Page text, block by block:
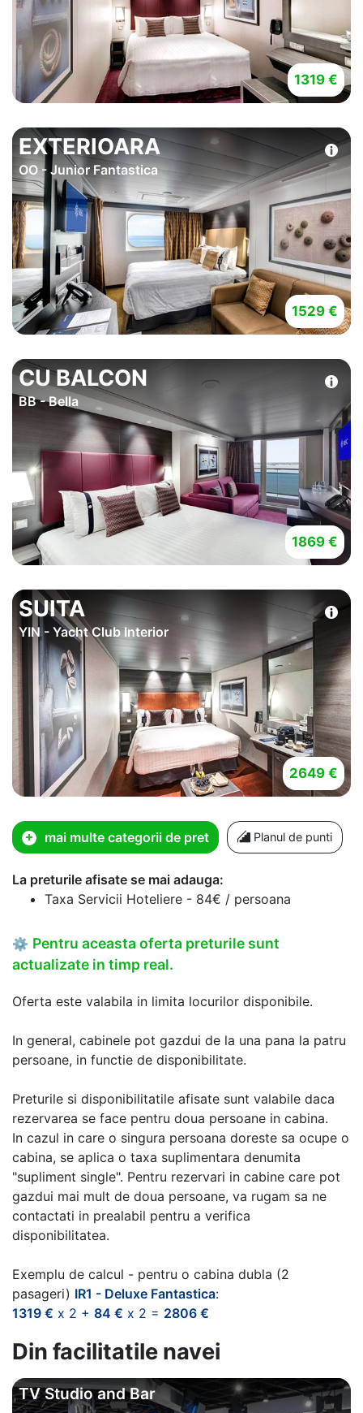
1319 €
EXTERIOARA
OO - Junior Fantastica
1529 €
CU BALCON
BB - Bella
1869 €
SUITA
YIN - Yacht Club Interior
2649 €
mai multe categorii de pret Planul de punti
La preturile afisate se mai adauga:
Taxa Servicii Hoteliere - 84€ / persoana
⚙ Pentru aceasta oferta preturile sunt
actualizate in timp real.
Oferta este valabila in limita locurilor disponibile.
In general, cabinele pot gazdui de la una pana la patru
persoane, in functie de disponibilitate.
Preturile si disponibilitatile afisate sunt valabile daca
rezervarea se face pentru doua persoane in cabina.
In cazul in care o singura persoana doreste sa ocupe o
cabina, se aplica o taxa suplimentara denumita
"supliment single". Pentru rezervari in cabine care pot
gazdui mai mult de doua persoane, va rugam sa ne
contactati in prealabil pentru a verifica
disponibilitatea.
Exemplu de calcul - pentru o cabina dubla (2
pasageri) IR1 - Deluxe Fantastica:
1319 € x 2 + 84 € x 2 = 2806 €
Din facilitatile navei
TV Studio and Bar